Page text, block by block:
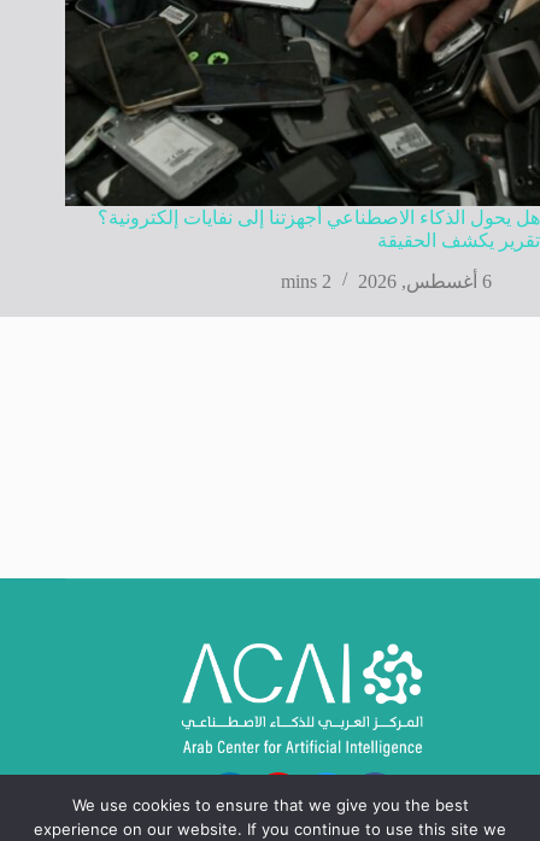
هل يحول الذكاء الاصطناعي أجهزتنا إلى نفايات إلكترونية؟
تقرير يكشف الحقيقة
6 أغسطس, 2026
2 mins
We use cookies to ensure that we give you the best
experience on our website. If you continue to use this site we